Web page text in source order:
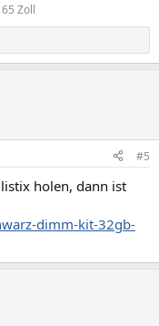
Zoll​
#5
holen, dann ist
dimm-kit-32gb-